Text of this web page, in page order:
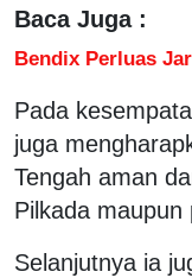
Baca Juga :
Bendix Perluas
Pada
juga
Tengah aman
Pilkada maupun
Selanjutnya ia